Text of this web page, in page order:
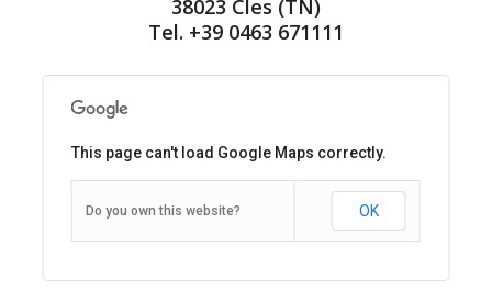
38023 Cles (TN)
Tel. +39 0463 671111
This page can't load Google Maps correctly.
Do you own this website? OK